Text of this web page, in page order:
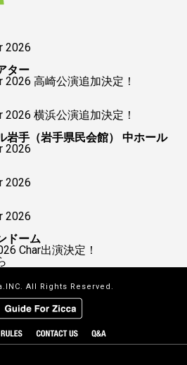
2026
ター
2026 高崎公演追加決定！
2026 横浜公演追加決定！
岩手（岩手県民会館） 中ホール
2026
2026
2026
ドーム
Char出演決定！
All Rights Reserved.